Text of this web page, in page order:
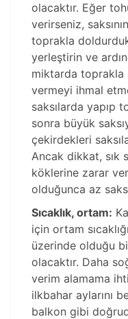
olacaktır. Eğer
verirseniz,
toprakla
yerleştirin ve
miktarda toprakla
vermeyi ihmal
saksılarda yapıp
sonra büyük
çekirdekleri
Ancak dikkat, sık
köklerine zarar
olduğunca az
Sıcaklık, ortam:
için ortam
üzerinde olduğu
olacaktır. Daha
verim alamama
ilkbahar aylarını
balkon gibi